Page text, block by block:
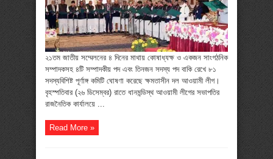
২১তম জাতীয় সম্মেলনের ৪ দিনের মাথায় কোষাধ্যক্ষ ও একজন সাংগঠনিক
সম্পাদকসহ ৪টি সম্পাদকীয় পদ এবং তিনজন সদস্য পদ বাকি রেখে ৮১
সদস্যবিশিষ্ট পূর্ণাঙ্গ কমিটি ঘোষণা করেছে ক্ষমতাসীন দল আওয়ামী লীগ।
বৃহস্পতিবার (২৬ ডিসেম্বর) রাতে ধানমন্ডিস্থ আওয়ামী লীগের সভাপতির
রাজনৈতিক কার্যালয়ে ...
Read More »